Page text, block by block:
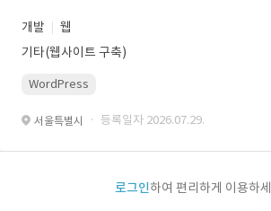
개발
웹
기타(웹사이트 구축)
WordPress
서울특별시 · 등록일자 2026.07.29.
로그인하여 편리하게 이용하